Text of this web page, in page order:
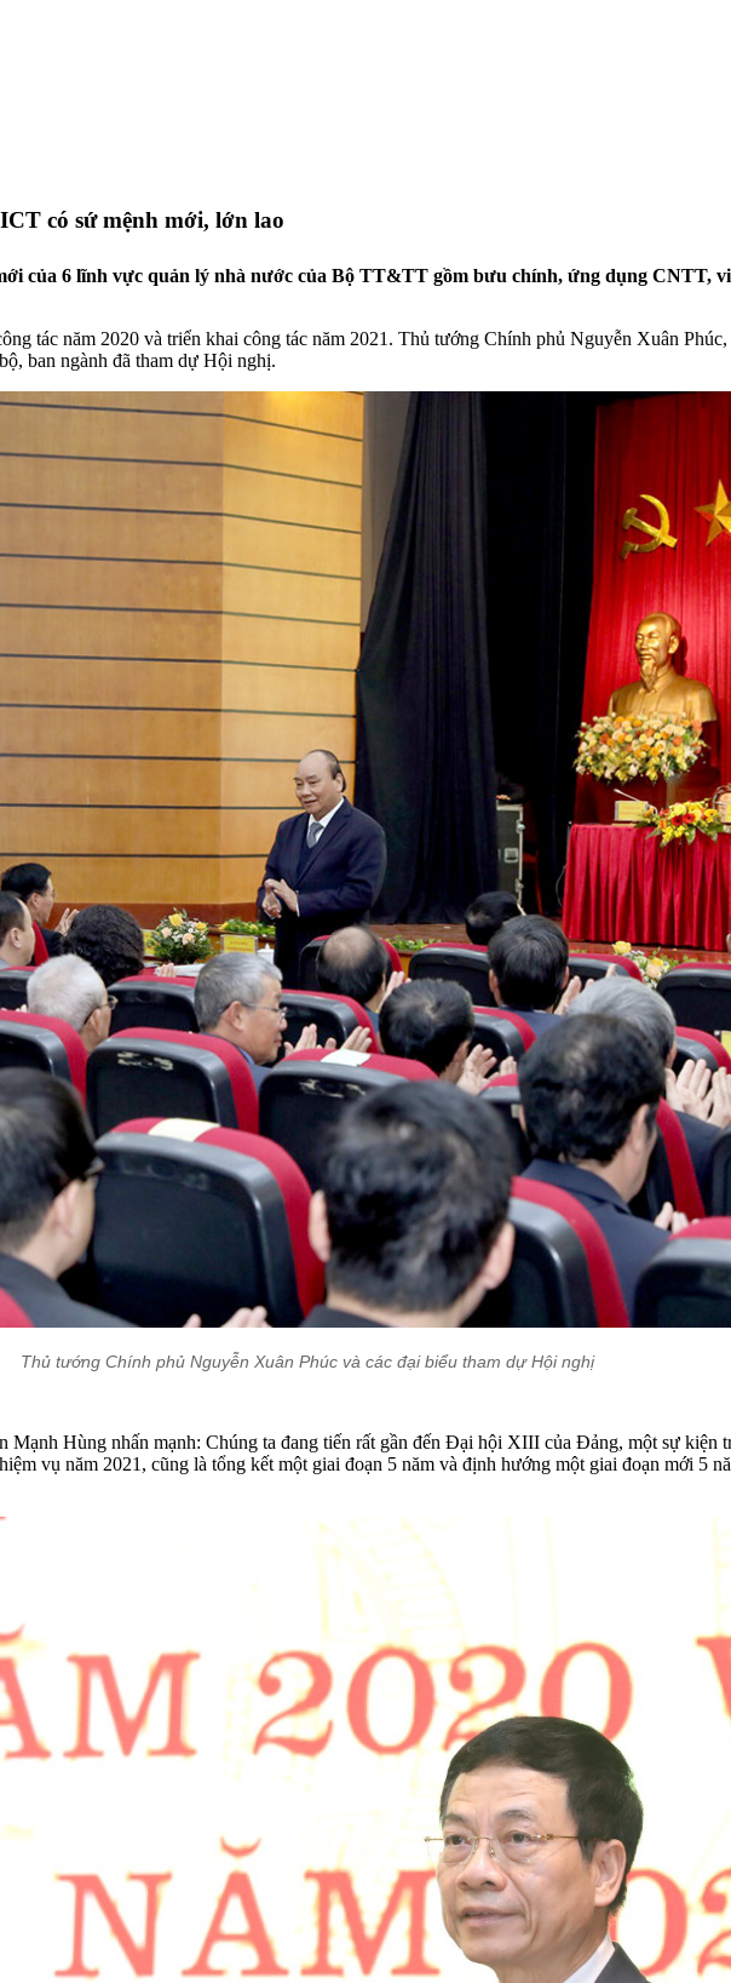
có sứ mệnh mới, lớn lao
của 6 lĩnh vực quản lý nhà nước của Bộ TT&TT gồm bưu chính, ứng dụng CNTT,
tác năm 2020 và triển khai công tác năm 2021. Thủ tướng Chính phủ Nguyễn Xuân
ban ngành đã tham dự Hội nghị.
Thủ tướng Chính phủ Nguyễn Xuân Phúc và các đại biểu tham dự Hội nghị
Hùng nhấn mạnh: Chúng ta đang tiến rất gần đến Đại hội XIII của Đảng, một sự kiện
vụ năm 2021, cũng là tổng kết một giai đoạn 5 năm và định hướng một giai đoạn mới 5